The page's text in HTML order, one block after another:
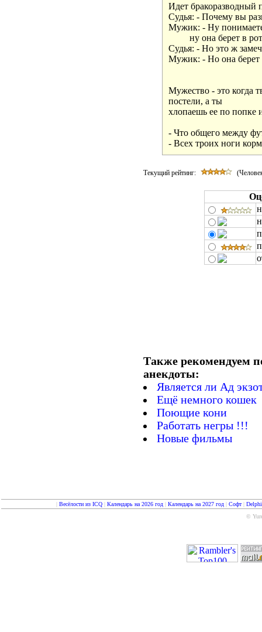
Идет бpакоpазводный
Судья: - Почему вы
Мужик: - Hу
ну она беpет в
Судья: - Hо это ж
Мужик: - Hо она беpет
Мужество - это когда
постели, а ты
хлопаешь ее по
- Что общего между
Текущий рейтинг:
Также рекомендуем
анекдоты:
Является ли Ад
Ещё немного кошек
Поющие кони
Работать негры !!!
Новые фильмы
Весёлости из ICQ| Календарь на 2026 год| Календарь на 2027 год| Софт|
©